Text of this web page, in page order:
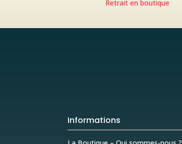
Retrait en boutique
Informations